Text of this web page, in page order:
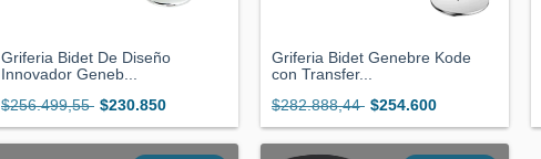
Griferia Bidet De Diseño
Innovador Geneb...
$256.499,55 $230.850
Griferia Bidet Genebre Kode
con Transfer...
$282.888,44 $254.600